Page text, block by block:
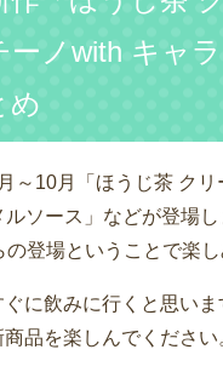
ーノwith キャ
め
～10月「ほうじ茶 クリ
ルソース」などが登場
登場ということで楽し
に飲みに行くと思い
品を楽しんでください